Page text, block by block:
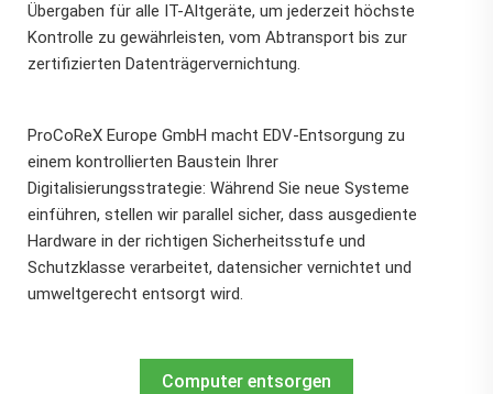
Übergaben für alle IT-Altgeräte, um jederzeit höchste
Kontrolle zu gewährleisten, vom Abtransport bis zur
zertifizierten Datenträgervernichtung.
ProCoReX Europe GmbH macht EDV-Entsorgung zu
einem kontrollierten Baustein Ihrer
Digitalisierungsstrategie: Während Sie neue Systeme
einführen, stellen wir parallel sicher, dass ausgediente
Hardware in der richtigen Sicherheitsstufe und
Schutzklasse verarbeitet, datensicher vernichtet und
umweltgerecht entsorgt wird.
Computer entsorgen